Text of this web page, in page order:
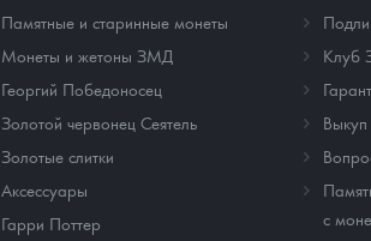
Памятные и старинные монеты
Монеты и жетоны ЗМД
Георгий Победоносец
Золотой червонец Сеятель
Золотые слитки
Аксессуары
Гарри Поттер
Клуб
с